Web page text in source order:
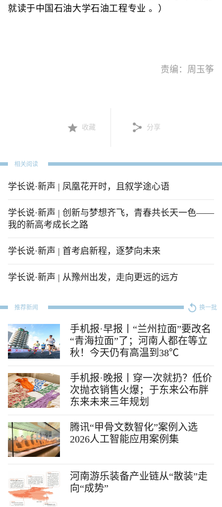
就读于中国石油大学石油工程专业 。）
责编：周玉筝
收藏 分享
相关阅读
学长说·新声 | 凤凰花开时，且叙学途心语
学长说·新声 | 创新与梦想齐飞，青春共长天一色——
我的新高考成长之路
学长说·新声 | 首考启新程，逐梦向未来
学长说·新声 | 从豫州出发，走向更远的远方
推荐新闻 换一批
手机报·早报丨“兰州拉面”要改名
“青海拉面”了；河南人都在等立
秋！今天仍有高温到38℃
手机报·晚报丨穿一次就扔？低价
次抛衣销售火爆；于东来公布胖
东来未来三年规划
腾讯“甲骨文数智化”案例入选
2026人工智能应用案例集
河南游乐装备产业链从“散装”走
向“成势”